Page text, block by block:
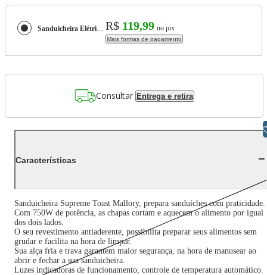
Sanduicheira Elétrica Mallory Supreme Toast - Compacta, Placas Antiaderentes, Faz 2 Pães, Cortes Precisos, Luzes LED e Alça com Trava R$ 119,99 no pix
Mais formas de pagamento
Consultar Entrega e retira
Características
Sanduicheira Supreme Toast Mallory, prepara sanduíches com praticidade.
Com 750W de potência, as chapas cortam e aquecem o alimento por igual
dos dois lados.
O seu revestimento antiaderente, possibilita preparar seus alimentos sem
grudar e facilita na hora de limpar.
Sua alça fria e trava garantem maior segurança, na hora de manusear ao
abrir e fechar a sua sanduicheira.
Luzes indicadoras de funcionamento, controle de temperatura automático.
Libras